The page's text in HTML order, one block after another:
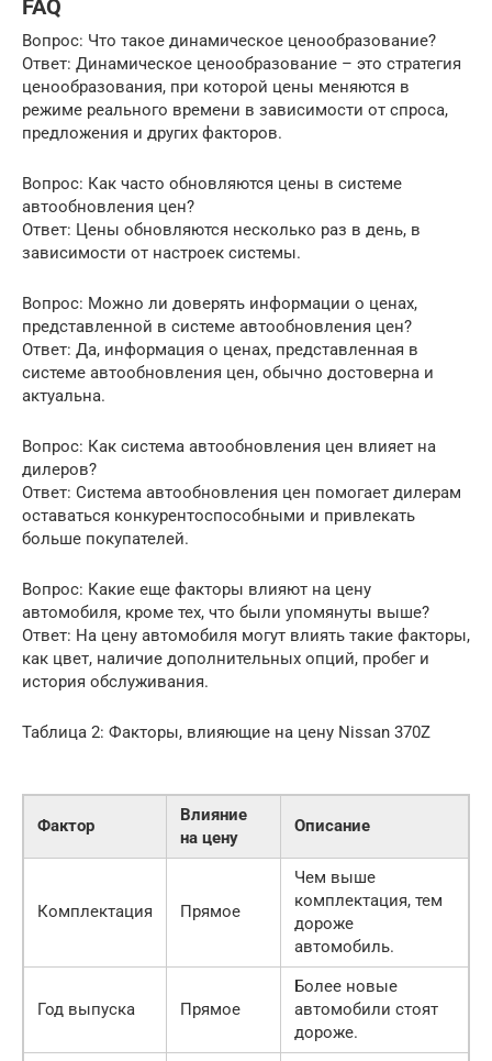
FAQ
Вопрос: Что такое динамическое ценообразование?
Ответ: Динамическое ценообразование – это стратегия
ценообразования, при которой цены меняются в
режиме реального времени в зависимости от спроса,
предложения и других факторов.
Вопрос: Как часто обновляются цены в системе
автообновления цен?
Ответ: Цены обновляются несколько раз в день, в
зависимости от настроек системы.
Вопрос: Можно ли доверять информации о ценах,
представленной в системе автообновления цен?
Ответ: Да, информация о ценах, представленная в
системе автообновления цен, обычно достоверна и
актуальна.
Вопрос: Как система автообновления цен влияет на
дилеров?
Ответ: Система автообновления цен помогает дилерам
оставаться конкурентоспособными и привлекать
больше покупателей.
Вопрос: Какие еще факторы влияют на цену
автомобиля, кроме тех, что были упомянуты выше?
Ответ: На цену автомобиля могут влиять такие факторы,
как цвет, наличие дополнительных опций, пробег и
история обслуживания.
Таблица 2: Факторы, влияющие на цену Nissan 370Z
Фактор
Влияние
на цену
Описание
Комплектация Прямое
Чем выше
комплектация, тем
дороже
автомобиль.
Год выпуска Прямое
Более новые
автомобили стоят
дороже.